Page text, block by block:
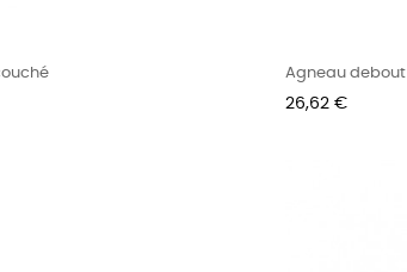
Agneau debout
Prix
26,62 €